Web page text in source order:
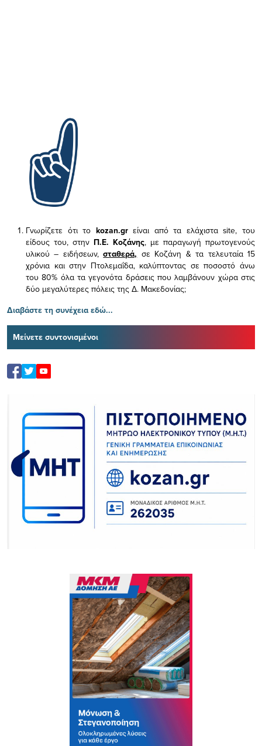
Γνωρίζετε ότι το kozan.gr είναι από τα ελάχισταsite, του
είδους του, στην Π.Ε. Κοζάνης, με παραγωγή πρωτογενούς
υλικού – ειδήσεων,σταθερά, σε Κοζάνη & τα τελευταία 15
χρόνια και στην Πτολεμαΐδα, καλύπτοντας σε ποσοστό άνω
του 80% όλα τα γεγονότα δράσεις που λαμβάνουν χώρα στις
δύο μεγαλύτερες πόλεις της Δ. Μακεδονίας;
Διαβάστε τη συνέχεια εδώ...
Μείνετε συντονισμένοι